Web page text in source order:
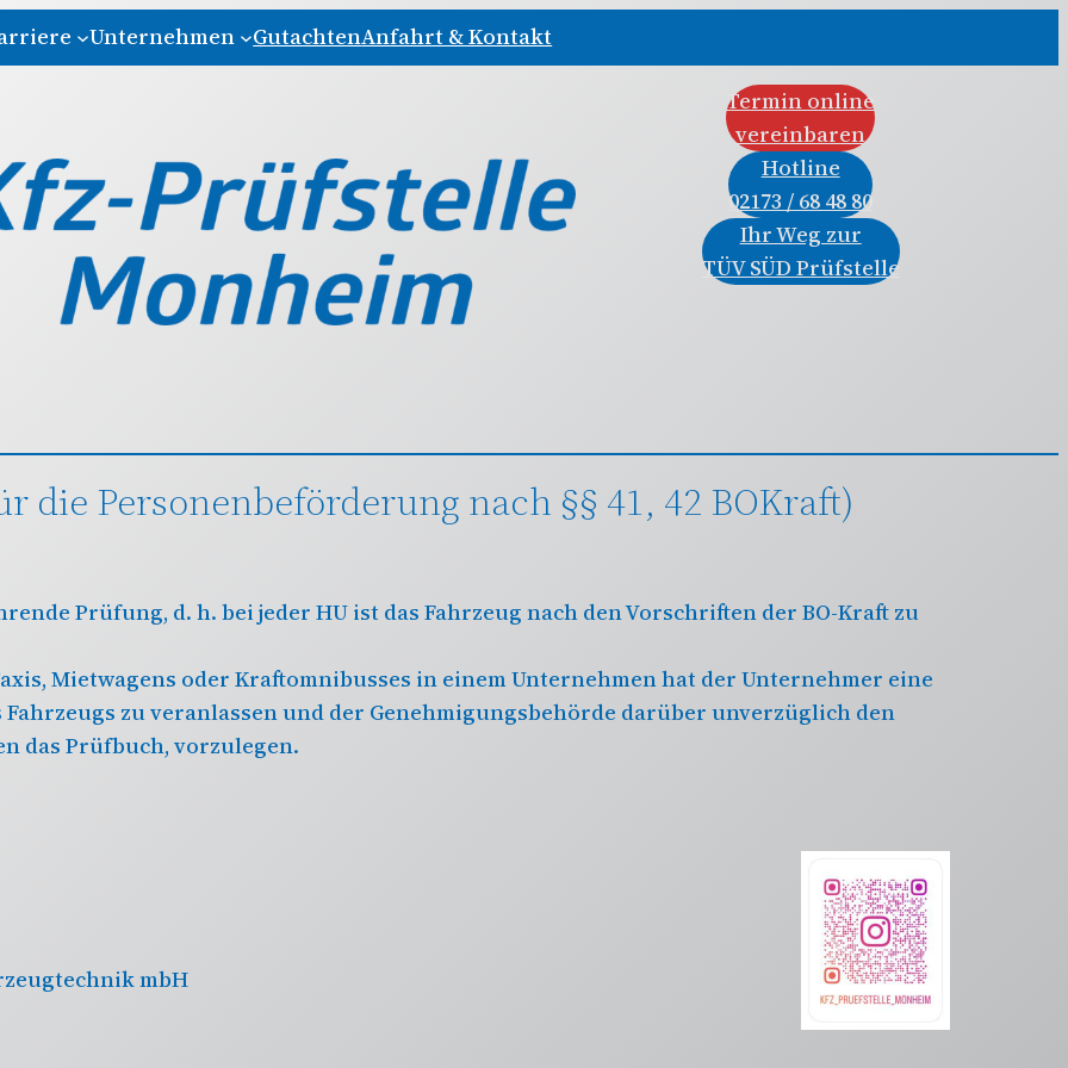
Unternehmen GutachtenAnfahrt & Kontakt
Termin online
vereinbaren
Hotline
02173 / 68 48 80
Ihr Weg zur
TÜV SÜD Prüfstelle
die Personenbeförderung nach §§ 41, 42 BOKraft)
Prüfung, d. h. bei jeder HU ist das Fahrzeug nach den Vorschriften der BO-Kraft zu
Mietwagens oder Kraftomnibusses in einem Unternehmen hat der Unternehmer eine
zu veranlassen und der Genehmigungsbehörde darüber unverzüglich den
das Prüfbuch, vorzulegen.
mbH